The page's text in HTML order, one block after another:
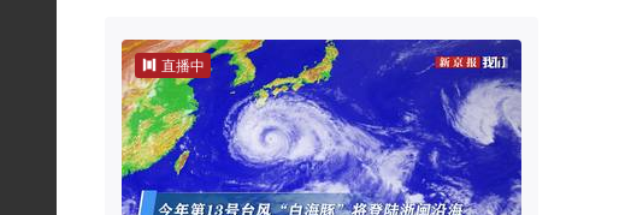
直播中